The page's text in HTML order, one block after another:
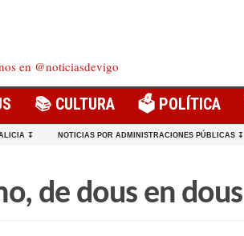
en @noticiasdevigo
📚 CULTURA 🗳️ POLÍTICA
↧ NOTICIAS POR ADMINISTRACIONES PÚBLICAS ↧
de dous en dous